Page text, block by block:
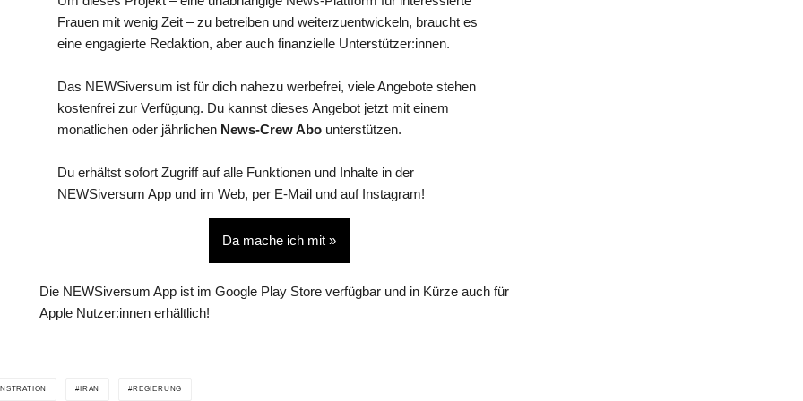
Frauen mit wenig Zeit – zu betreiben und weiterzuentwickeln, braucht es
eine engagierte Redaktion, aber auch finanzielle Unterstützer:innen.
Das NEWSiversum ist für dich nahezu werbefrei, viele Angebote stehen
kostenfrei zur Verfügung. Du kannst dieses Angebot jetzt mit einem
monatlichen oder jährlichen News-Crew Abo unterstützen.
Du erhältst sofort Zugriff auf alle Funktionen und Inhalte in der
NEWSiversum App und im Web, per E-Mail und auf Instagram!
Da mache ich mit »
Die NEWSiversum App ist im Google Play Store verfügbar und in Kürze auch für
Apple Nutzer:innen erhältlich!
IRAN REGIERUNG